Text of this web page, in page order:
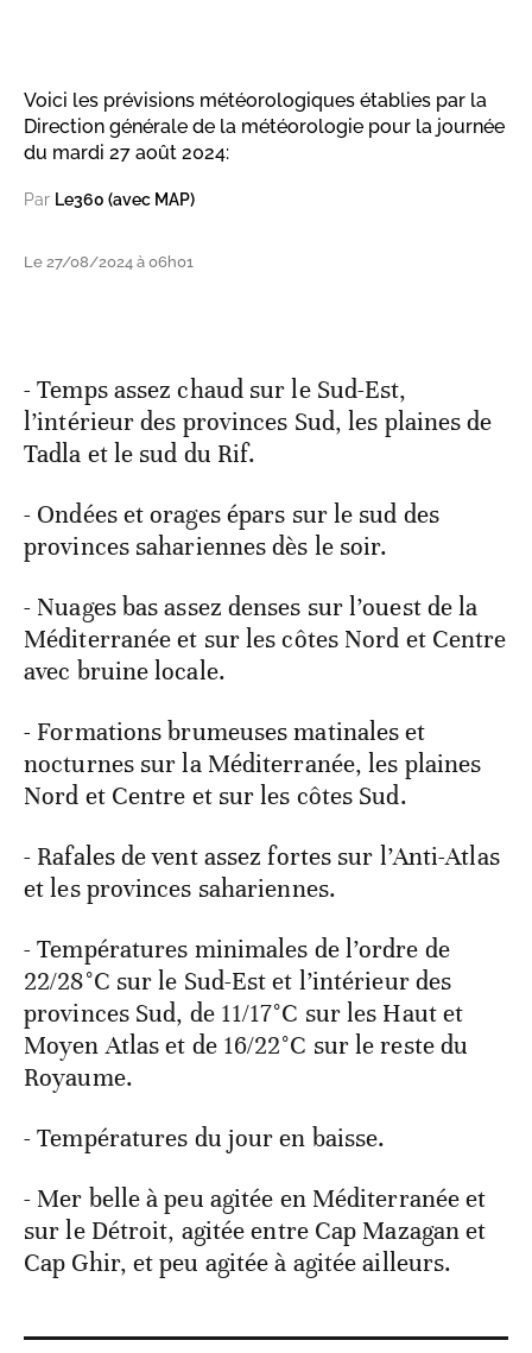
Voici les prévisions météorologiques établies par la
Direction générale de la météorologie pour la journée
du mardi 27 août 2024:
Par Le360 (avec MAP)
Le 27/08/2024 à 06h01
- Temps assez chaud sur le Sud-Est,
l’intérieur des provinces Sud, les plaines de
Tadla et le sud du Rif.
- Ondées et orages épars sur le sud des
provinces sahariennes dès le soir.
- Nuages bas assez denses sur l’ouest de la
Méditerranée et sur les côtes Nord et Centre
avec bruine locale.
- Formations brumeuses matinales et
nocturnes sur la Méditerranée, les plaines
Nord et Centre et sur les côtes Sud.
- Rafales de vent assez fortes sur l’Anti-Atlas
et les provinces sahariennes.
- Températures minimales de l’ordre de
22/28°C sur le Sud-Est et l’intérieur des
provinces Sud, de 11/17°C sur les Haut et
Moyen Atlas et de 16/22°C sur le reste du
Royaume.
- Températures du jour en baisse.
- Mer belle à peu agitée en Méditerranée et
sur le Détroit, agitée entre Cap Mazagan et
Cap Ghir, et peu agitée à agitée ailleurs.